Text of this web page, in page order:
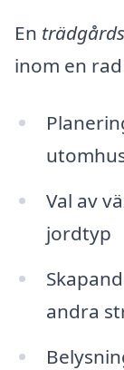
En
inom en
Val av
jordtyp
andra